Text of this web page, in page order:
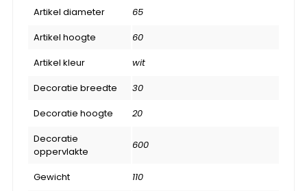
Artikel diameter
65
Artikel hoogte
60
Artikel kleur
wit
Decoratie breedte
30
Decoratie hoogte
20
Decoratie
oppervlakte
600
Gewicht
110